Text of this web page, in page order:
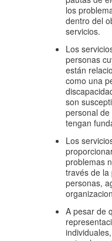
los
dentro del
servicios.
Los
personas
están
como una
son
personal de
tengan
Los
problemas
través de
personas,
A pesar de